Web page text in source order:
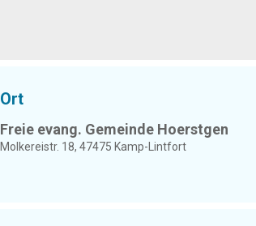
Ort
Freie evang. Gemeinde Hoerstgen
Molkereistr. 18, 47475 Kamp-Lintfort